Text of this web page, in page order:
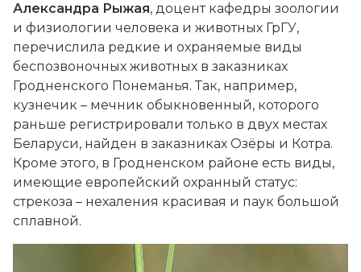
Александра Рыжая, доцент кафедры зоологии
и физиологии человека и животных ГрГУ,
перечислила редкие и охраняемые виды
беспозвоночных животных в заказниках
Гродненского Понеманья. Так, например,
кузнечик – мечник обыкновенный, которого
раньше регистрировали только в двух местах
Беларуси, найден в заказниках Озёры и Котра.
Кроме этого, в Гродненском районе есть виды,
имеющие европейский охранный статус:
стрекоза – нехаления красивая и паук большой
сплавной.